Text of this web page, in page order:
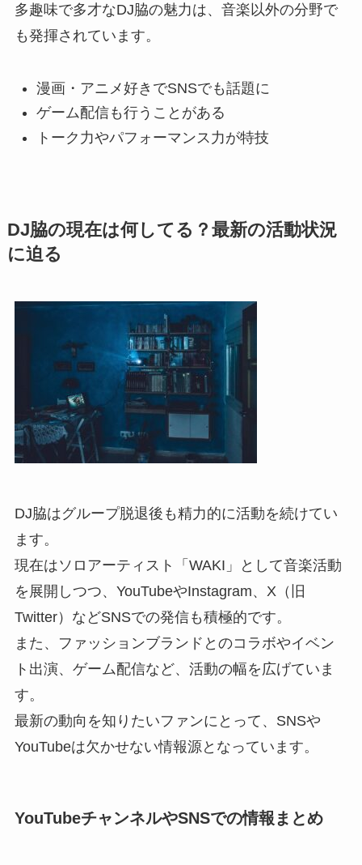
多趣味で多才なDJ脇の魅力は、音楽以外の分野で
も発揮されています。
漫画・アニメ好きでSNSでも話題に
ゲーム配信も行うことがある
トーク力やパフォーマンス力が特技
DJ脇の現在は何してる？最新の活動状況
に迫る
DJ脇はグループ脱退後も精力的に活動を続けてい
ます。
現在はソロアーティスト「WAKI」として音楽活動
を展開しつつ、YouTubeやInstagram、X（旧
Twitter）などSNSでの発信も積極的です。
また、ファッションブランドとのコラボやイベン
ト出演、ゲーム配信など、活動の幅を広げていま
す。
最新の動向を知りたいファンにとって、SNSや
YouTubeは欠かせない情報源となっています。
YouTubeチャンネルやSNSでの情報まとめ